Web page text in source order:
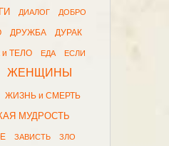
ДИАЛОГ ДОБРО
ДРУЖБА ДУРАК
ТЕЛО ЕДА ЕСЛИ
ЖЕНЩИНЫ
ЖИЗНЬ и СМЕРТЬ
МУДРОСТЬ
ЗАВИСТЬ ЗЛО